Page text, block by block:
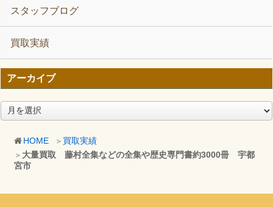
HOME
買取実績
大量買取 藤村全集などの全集や歴史専門書約3000冊 宇都
宮市
スタッフブログ
買取実績
アーカイブ
ア
ー